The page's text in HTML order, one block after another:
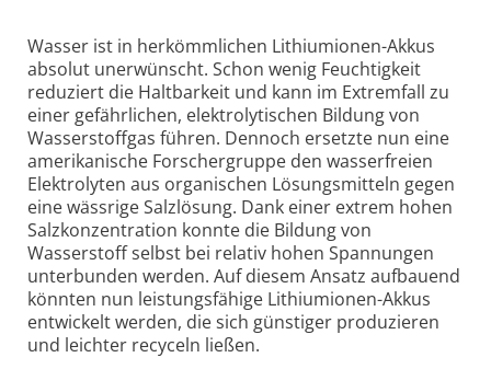
Wasser ist in herkömmlichen Lithium­ionen-Akkus
absolut unerwünscht. Schon wenig Feuchtigkeit
reduziert die Haltbarkeit und kann im Extremfall zu
einer gefährlichen, elektrolytischen Bildung von
Wasser­stoff­gas führen. Dennoch ersetzte nun eine
amerikanische Forschergruppe den wasser­freien
Elektro­lyten aus organischen Lösungs­mitteln gegen
eine wässrige Salzlösung. Dank einer extrem hohen
Salz­konzen­tration konnte die Bildung von
Wasserstoff selbst bei relativ hohen Spannungen
unterbunden werden. Auf diesem Ansatz aufbauend
könnten nun leis­tungs­fähige Lithium­ionen-Akkus
entwickelt werden, die sich günstiger produzieren
und leichter recyceln ließen.